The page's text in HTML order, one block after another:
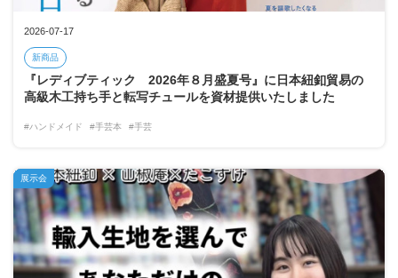
2026-07-17
新商品
『レディブティック 2026年８月盛夏号』に日本紐釦貿易の
高級木工持ち手と転写チュールを資材提供いたしました
#ハンドメイド #手芸本 #手芸
展示会